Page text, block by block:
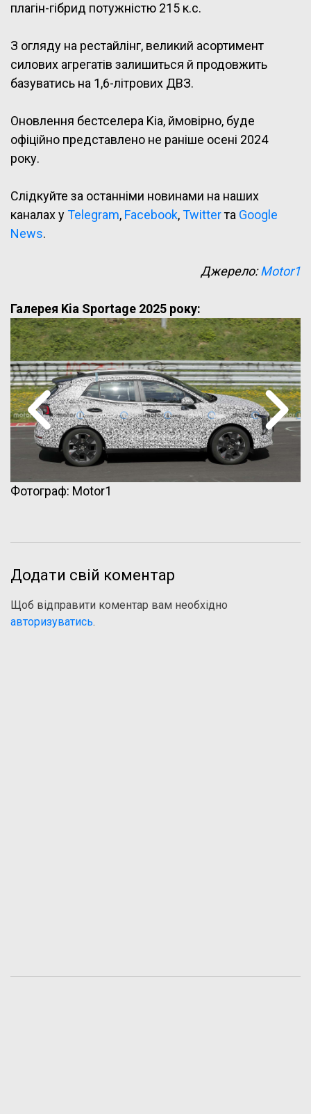
плагін-гібрид потужністю 215 к.с.
З огляду на рестайлінг, великий асортимент
силових агрегатів залишиться й продовжить
базуватись на 1,6-літрових ДВЗ.
Оновлення бестселера Kia, ймовірно, буде
офіційно представлено не раніше осені 2024
року.
Слідкуйте за останніми новинами на наших
каналах уTelegram, Facebook,Twitterта Google
News.
Джерело:Motor1
Галерея Kia Sportage 2025 року:
Фотограф: Motor1
Додати свій коментар
Щоб відправити коментар вам необхідно
авторизуватись.